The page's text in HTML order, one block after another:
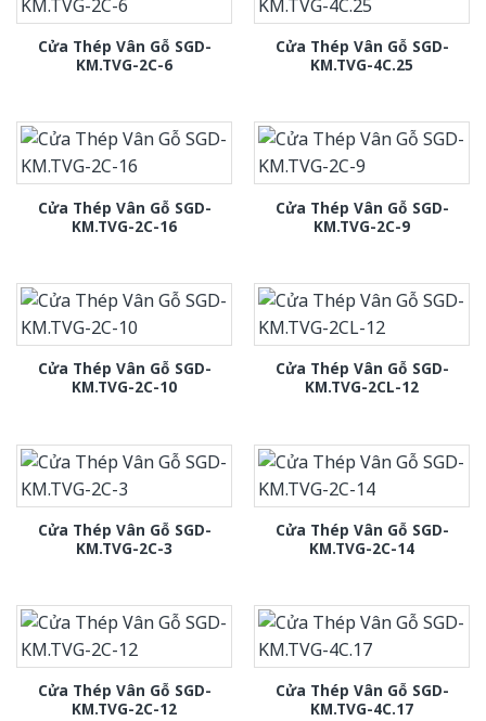
Cửa Thép Vân Gỗ SGD-
KM.TVG-2C-6
Cửa Thép Vân Gỗ SGD-
KM.TVG-4C.25
Cửa Thép Vân Gỗ SGD-
KM.TVG-2C-16
Cửa Thép Vân Gỗ SGD-
KM.TVG-2C-9
Cửa Thép Vân Gỗ SGD-
KM.TVG-2C-10
Cửa Thép Vân Gỗ SGD-
KM.TVG-2CL-12
Cửa Thép Vân Gỗ SGD-
KM.TVG-2C-3
Cửa Thép Vân Gỗ SGD-
KM.TVG-2C-14
Cửa Thép Vân Gỗ SGD-
KM.TVG-2C-12
Cửa Thép Vân Gỗ SGD-
KM.TVG-4C.17